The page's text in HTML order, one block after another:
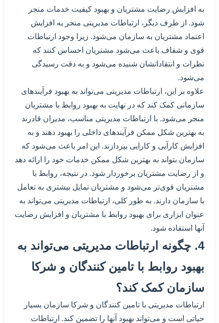
به افزایش رضایت مشتریان و بهبود کیفیت خدمات منجر
شود. از طرف دیگر، ارتباطات مدیریتی منجر به افزایش
اعتماد مشتریان به سازمان می‌شود. زیرا وجود ارتباطات
قوی و شفاف باعث می‌شود مشتریان احساس کنند که
نظرات و انتقاداتشان شنیده می‌شود و به دقت رسیدگی
می‌شود.
علاوه بر این، ارتباطات مدیریتی می‌تواند به بهبود فرآیندهای
سازمانی کمک کند که در نهایت به بهبود روابط با مشتریان
منجر می‌شود. با ارتباطات مدیریتی مناسب، مدیران قادرند
به بهترین شکل ممکن فرآیندهای داخلی را بهبود دهند و به
افزایش کارآیی و کارایی بپردازند. این امر باعث می‌شود که
سازمان بتواند به بهترین شکل ممکن خدمات خود را ارائه دهد
و از رضایت مشتریان برخوردار شود. در نتیجه، روابط با
مشتریان قوی‌تر می‌شود و مشتریان تمایل بیشتری به تعامل
با سازمان دارند. به طور کلی، ارتباطات مدیریتی می‌تواند به
عنوان ابزاری برای بهبود روابط با مشتریان و افزایش رضایت
آنها استفاده شود.
4. چگونه ارتباطات مدیریتی می‌تواند به
بهبود روابط با تامین کنندگان و شرکا
سازمان کمک کند؟
ارتباطات مدیریتی با تامین کنندگان و شرکا سازمان بسیار
حیاتی است و می‌تواند بهبود آنها را تضمین کند. ارتباطات